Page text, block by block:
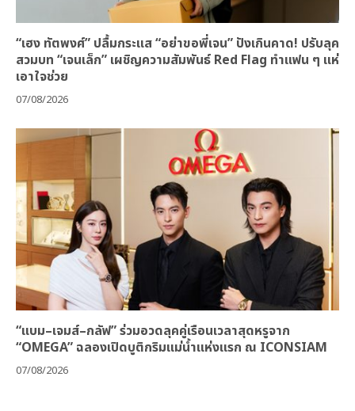
“เฮง ทัตพงศ์” ปลื้มกระแส “อย่าขอพี่เจน” ปังเกินคาด! ปรับลุค
สวมบท “เจนเล็ก” เผชิญความสัมพันธ์ Red Flag ทำแฟน ๆ แห่
เอาใจช่วย
07/08/2026
“แบม–เจมส์–กลัฟ” ร่วมอวดลุคคู่เรือนเวลาสุดหรูจาก
“OMEGA” ฉลองเปิดบูติกริมแม่น้ำแห่งแรก ณ ICONSIAM
07/08/2026